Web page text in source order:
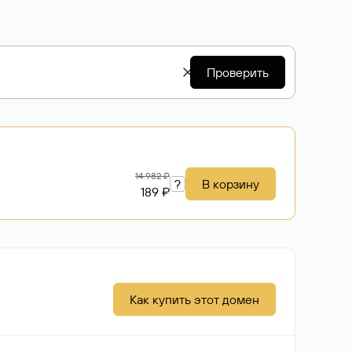
Проверить
14 982 ₽
189 ₽ ? В корзину
Как купить этот домен